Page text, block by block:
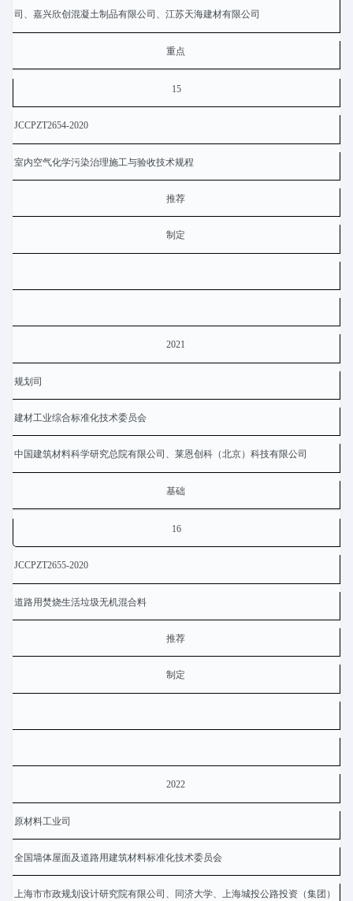
司、嘉兴欣创混凝土制品有限公司、江苏天海建材有限公司
重点
15
JCCPZT2654-2020
室内空气化学污染治理施工与验收技术规程
推荐
制定
2021
规划司
建材工业综合标准化技术委员会
中国建筑材料科学研究总院有限公司、莱恩创科（北京）科技有限公司
基础
16
JCCPZT2655-2020
道路用焚烧生活垃圾无机混合料
推荐
制定
2022
原材料工业司
全国墙体屋面及道路用建筑材料标准化技术委员会
上海市市政规划设计研究院有限公司、同济大学、上海城投公路投资（集团）